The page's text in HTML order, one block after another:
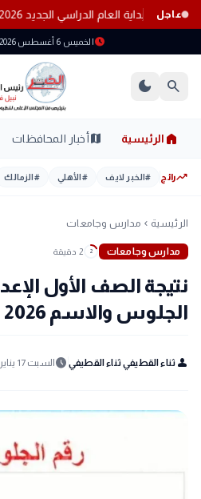
عاجل
بداية العام الدراسي الجديد 2026 / 2027
scheduleالخميس 6 أغسطس 2026
search
dark_mode
home الرئيسية mapأخبار المحافظات
trending_upرائج #الخبر لايف #الأهلي #الزمالك
الرئيسية chevron_left مدارس وجامعات
مدارس وجامعات 2 2 دقيقة
نتيجة الصف الأول
الجلوس والاسم 2026
person ثناء القطيفي ثناء القطيفي schedule السبت 17 يناير 2026